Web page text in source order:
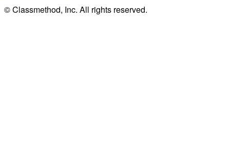
© Classmethod, Inc. All rights reserved.